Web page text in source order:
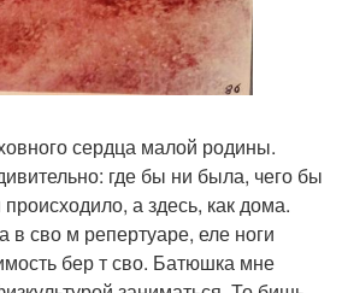
сердца малой родины.
где бы ни была, чего бы
а здесь, как дома.
в сво м репертуаре, еле ноги
бер т сво. Батюшка мне